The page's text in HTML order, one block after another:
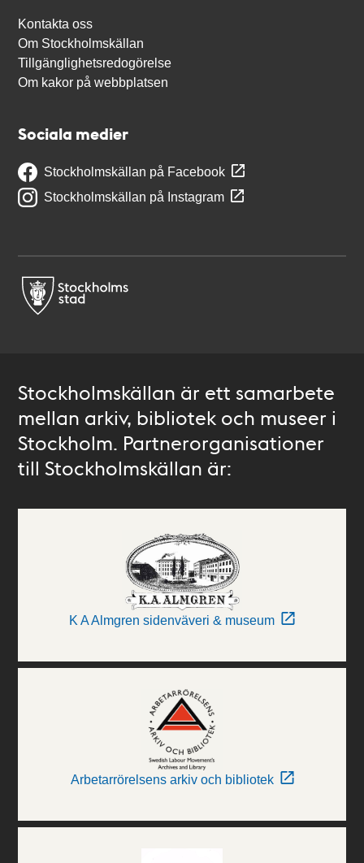
Kontakta oss
Om Stockholmskällan
Tillgänglighetsredogörelse
Om kakor på webbplatsen
Sociala medier
Stockholmskällan på Facebook
Stockholmskällan på Instagram
Stockholmskällan är ett samarbete
mellan arkiv, bibliotek och museer i
Stockholm. Partnerorganisationer
till Stockholmskällan är:
K A Almgren sidenväveri & museum
Arbetarrörelsens arkiv och bibliotek